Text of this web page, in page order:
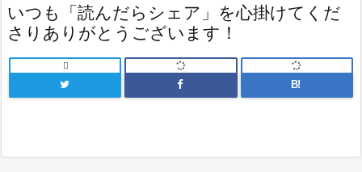
いつも「読んだらシェア」を心掛けてくだ
さりありがとうございます！

B!